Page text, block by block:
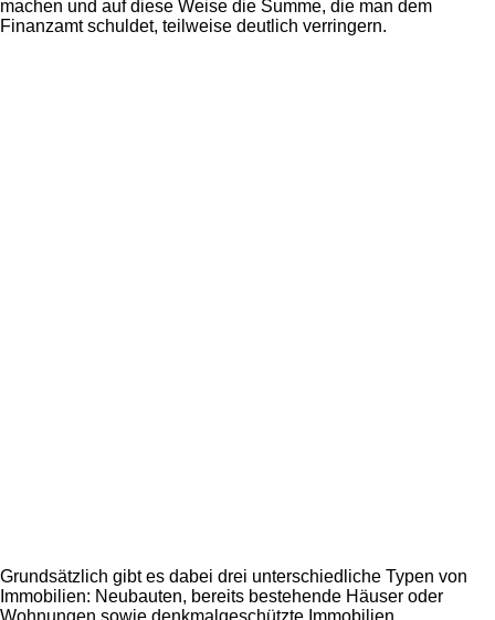
machen und auf diese Weise die Summe, die man dem
Finanzamt schuldet, teilweise deutlich verringern.
Grundsätzlich gibt es dabei drei unterschiedliche Typen von
Immobilien: Neubauten, bereits bestehende Häuser oder
Wohnungen sowie denkmalgeschützte Immobilien.